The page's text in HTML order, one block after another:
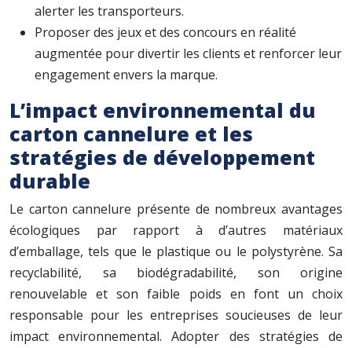
alerter les transporteurs.
Proposer des jeux et des concours en réalité
augmentée pour divertir les clients et renforcer leur
engagement envers la marque.
L’impact environnemental du
carton cannelure et les
stratégies de développement
durable
Le carton cannelure présente de nombreux avantages
écologiques par rapport à d’autres matériaux
d’emballage, tels que le plastique ou le polystyrène. Sa
recyclabilité, sa biodégradabilité, son origine
renouvelable et son faible poids en font un choix
responsable pour les entreprises soucieuses de leur
impact environnemental. Adopter des stratégies de